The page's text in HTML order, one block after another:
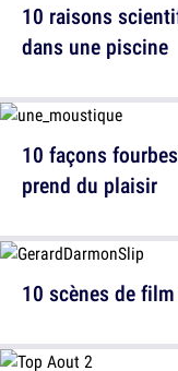
10 raisons
dans une piscine
10 scènes de
10 façons
prend du plaisir